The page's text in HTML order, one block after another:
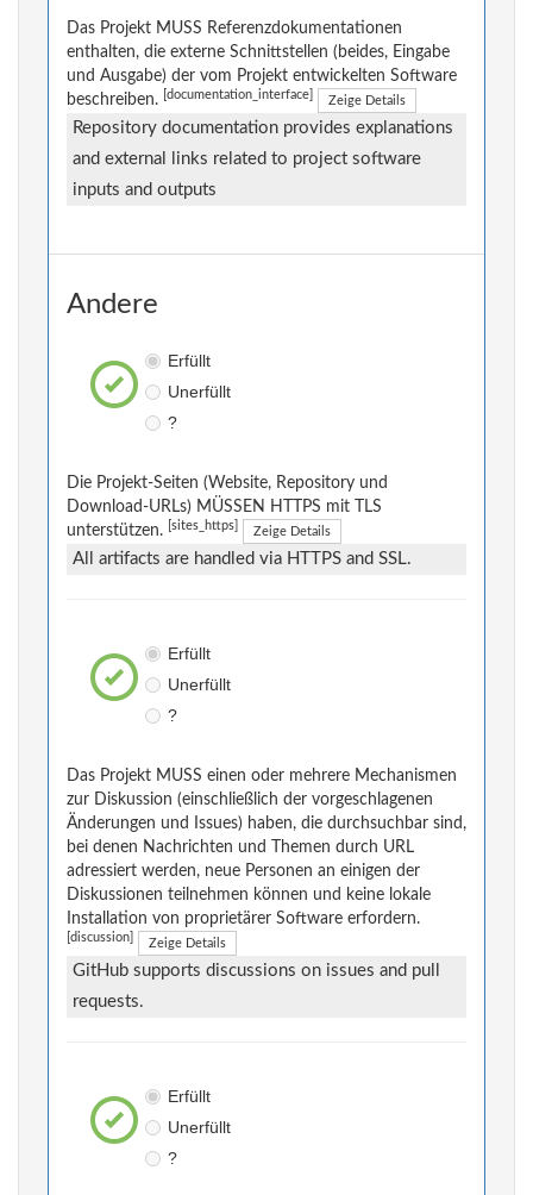
Das Projekt MUSS Referenzdokumentationen
enthalten, die externe Schnittstellen (beides, Eingabe
und Ausgabe) der vom Projekt entwickelten Software
beschreiben.
[documentation_interface] Zeige Details
Repository documentation provides explanations
and external links related to project software
inputs and outputs
Andere
Erfüllt
Unerfüllt
?
Die Projekt-Seiten (Website, Repository und
Download-URLs) MÜSSEN HTTPS mit TLS
unterstützen.
[sites_https] Zeige Details
All artifacts are handled via HTTPS and SSL.
Erfüllt
Unerfüllt
?
Das Projekt MUSS einen oder mehrere Mechanismen
zur Diskussion (einschließlich der vorgeschlagenen
Änderungen und Issues) haben, die durchsuchbar sind,
bei denen Nachrichten und Themen durch URL
adressiert werden, neue Personen an einigen der
Diskussionen teilnehmen können und keine lokale
Installation von proprietärer Software erfordern.
[discussion] Zeige Details
GitHub supports discussions on issues and pull
requests.
Erfüllt
Unerfüllt
?